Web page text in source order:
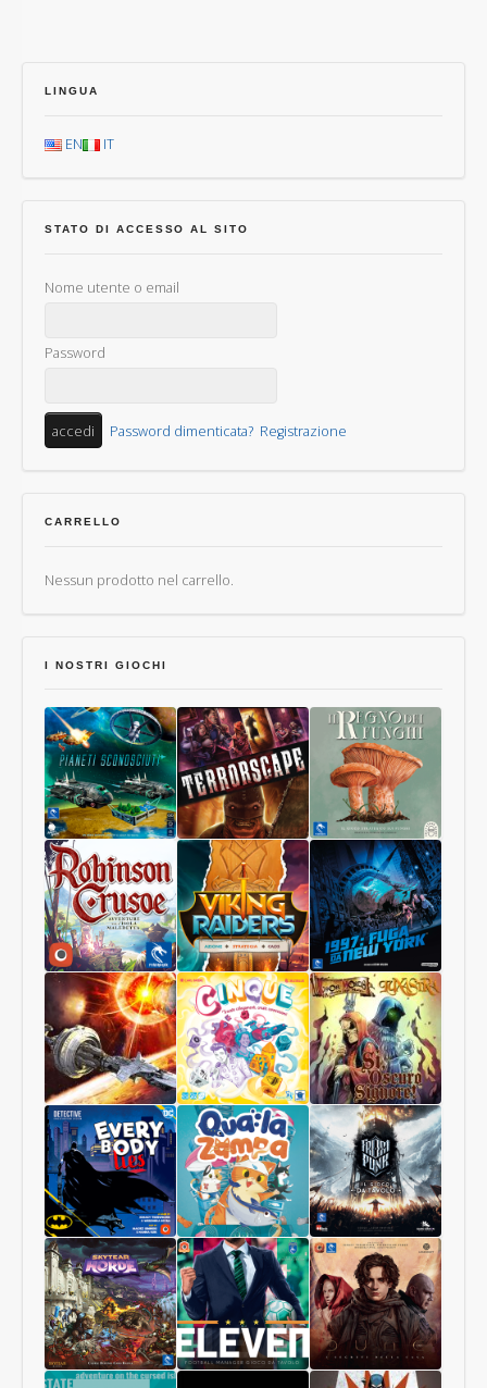
LINGUA
EN IT
STATO DI ACCESSO AL SITO
Nome utente o email
Password
Password dimenticata? Registrazione
CARRELLO
Nessun prodotto nel carrello.
I NOSTRI GIOCHI
Pianeti
Sconosciuti
Terrorscape
Il
Regno
dei
Funghi
Robinson
Crusoe
Collector
Edition
Viking
Raiders
1997:
Fuga
da
New
York
Starship
Interstellar
Cinque
Sì,
Oscuro
Signore
Luxastra
Batman:
Tutti
Mentono
Qua
la
zampa
Frostpunk